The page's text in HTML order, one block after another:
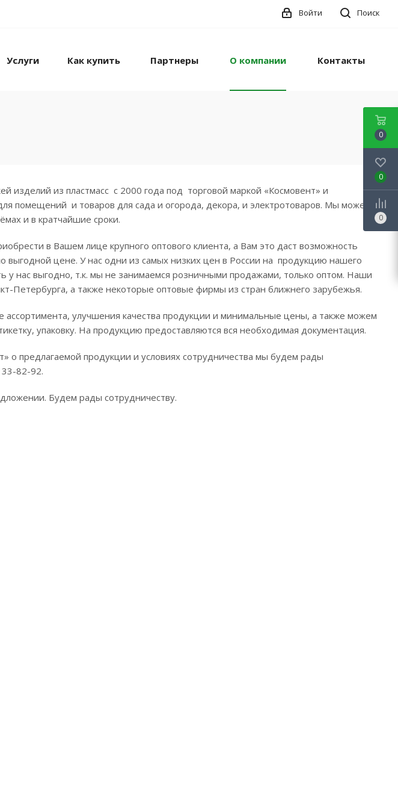
Поиск
Войти
Услуги Как купить Партнеры О компании Контакты
изделий из пластмасс с 2000 года под торговой маркой «Космовент» и
помещений и товаров для сада и огорода, декора, и электротоваров. Мы можем
и в кратчайшие сроки.
в Вашем лице крупного оптового клиента, а Вам это даст возможность
выгодной цене. У нас одни из самых низких цен в России на продукцию нашего
у нас выгодно, т.к. мы не занимаемся розничными продажами, только оптом. Наши
Петербурга, а также некоторые оптовые фирмы из стран ближнего зарубежья.
улучшения качества продукции и минимальные цены, а также можем
упаковку. На продукцию предоставляются вся необходимая документация.
предлагаемой продукции и условиях сотрудничества мы будем рады
82-92.
Будем рады сотрудничеству.
0
0
0